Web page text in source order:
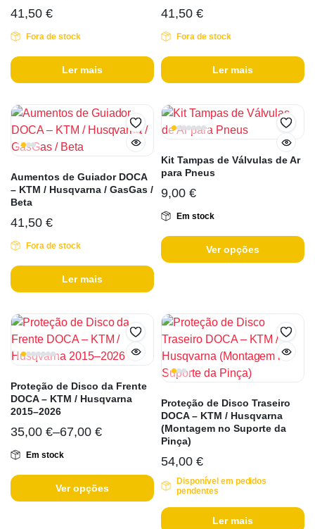
41,50 €
Fora de stock
Ler mais
41,50 €
Fora de stock
Ler mais
Aumentos de Guiador DOCA
– KTM / Husqvarna / GasGas /
Beta
41,50 €
Fora de stock
Ler mais
Kit Tampas de Válvulas de Ar
para Pneus
9,00 €
Em stock
Ver opções
Proteção de Disco da Frente
DOCA – KTM / Husqvarna
2015–2026
35,00 €–67,00 €
Em stock
Ver opções
Proteção de Disco Traseiro
DOCA – KTM / Husqvarna
(Montagem no Suporte da
Pinça)
54,00 €
Disponível em pedidos
pendentes
Ler mais